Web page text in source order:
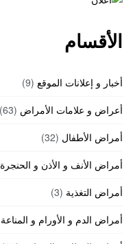
الأقسام
أخبار و إعلانات الموقع (9)
أعراض و علامات الأمراض (63)
أمراض الأطفال (32)
أمراض الأنف و الأذن و الحنجرة
أمراض التغذية (3)
أمراض الدم و الأورام و المناعة